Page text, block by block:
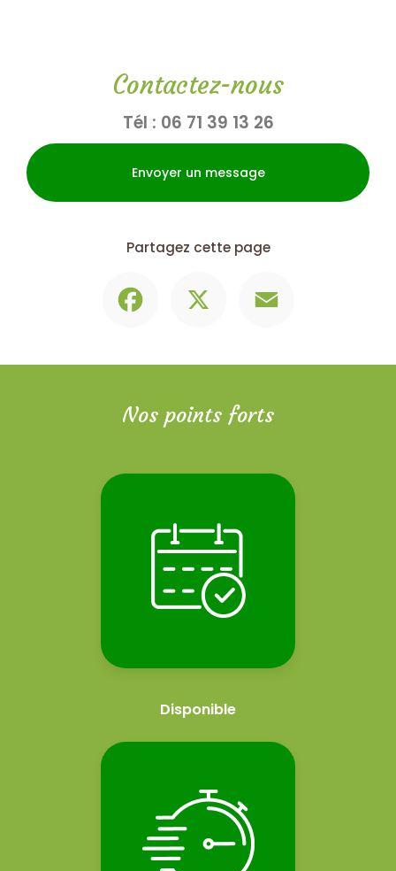
Contactez-nous
Tél : 06 71 39 13 26
Envoyer un message
Partagez cette page
Nos points forts
Disponible